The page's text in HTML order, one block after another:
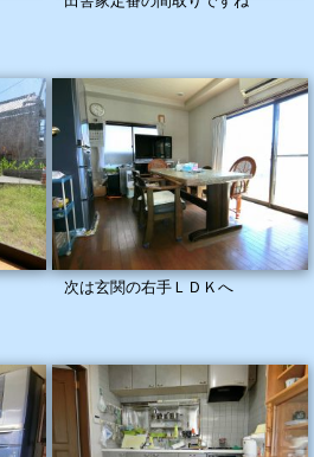
次は玄関の右手ＬＤＫへ